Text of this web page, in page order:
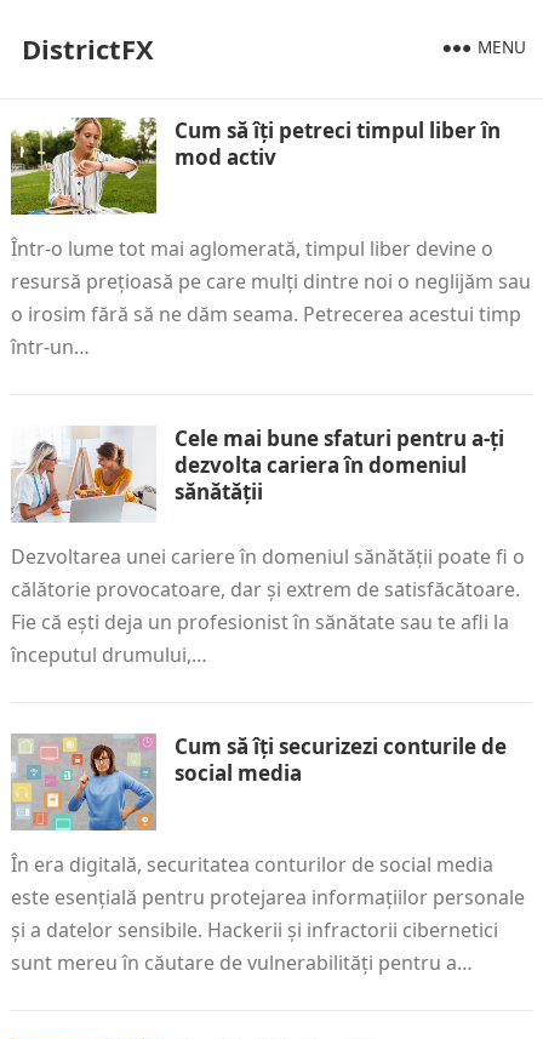
DistrictFX MENU
Cum să îți petreci timpul liber în
mod activ
Într-o lume tot mai aglomerată, timpul liber devine o
resursă prețioasă pe care mulți dintre noi o neglijăm sau
o irosim fără să ne dăm seama. Petrecerea acestui timp
într-un…
Cele mai bune sfaturi pentru a-ți
dezvolta cariera în domeniul
sănătății
Dezvoltarea unei cariere în domeniul sănătății poate fi o
călătorie provocatoare, dar și extrem de satisfăcătoare.
Fie că ești deja un profesionist în sănătate sau te afli la
începutul drumului,…
Cum să îți securizezi conturile de
social media
În era digitală, securitatea conturilor de social media
este esențială pentru protejarea informațiilor personale
și a datelor sensibile. Hackerii și infractorii cibernetici
sunt mereu în căutare de vulnerabilități pentru a…